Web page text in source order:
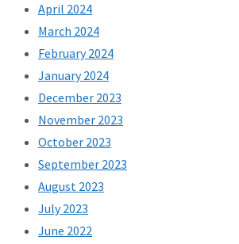
April 2024
March 2024
February 2024
January 2024
December 2023
November 2023
October 2023
September 2023
August 2023
July 2023
June 2022